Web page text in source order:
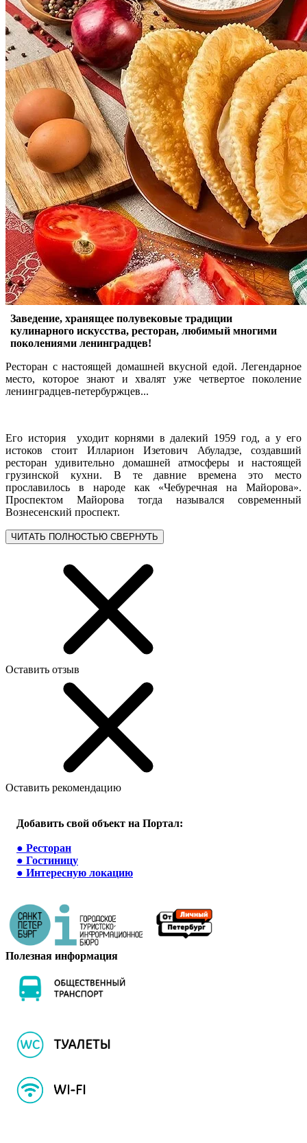
Заведение, хранящее полувековые традиции
кулинарного искусства, ресторан, любимый многими
поколениями ленинградцев!
Ресторан с настоящей домашней вкусной едой. Легендарное
место, которое знают и хвалят уже четвертое поколение
ленинградцев-петербуржцев...
Его история уходит корнями в далекий 1959 год, а у его
истоков стоит Илларион Изетович Абуладзе, создавший
ресторан удивительно домашней атмосферы и настоящей
грузинской кухни. В те давние времена это место
прославилось в народе как «Чебуречная на Майорова».
Проспектом Майорова тогда назывался современный
Вознесенский проспект.
ЧИТАТЬ ПОЛНОСТЬЮ СВЕРНУТЬ
Оставить отзыв
Оставить рекомендацию
Добавить свой объект на Портал:
● Ресторан
● Гостиницу
● Интересную локацию
Полезная информация